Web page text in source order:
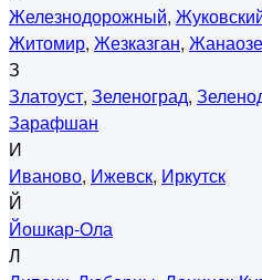
Железнодорожный,
Житомир, Жезказган,
З
Златоуст, Зеленоград,
Зарафшан
И
Иваново, Ижевск, Иркутск
Й
Йошкар-Ола
Л